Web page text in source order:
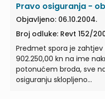
Pravo osiguranja -
Objavljeno: 06.10.2004.
Broj odluke: Revt 152/
Predmet spora je
902.250,00 kn na ime
potonućem broda, sve
osiguranju sklopljeno…